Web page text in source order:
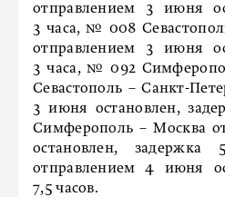
отправлением 3 июня
3 часа, № 008
отправлением 3 июня
3 часа, № 092
Севастополь – Санкт-
3 июня остановлен,
Симферополь – Москва
остановлен,
отправлением 4 июня
7,5 часов.